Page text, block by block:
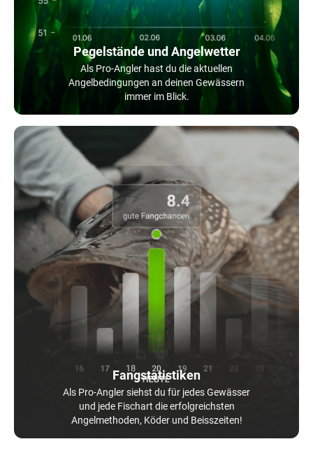
Pegelstände und Angelwetter
Als Pro-Angler hast du die aktuellen
Angelbedingungen an deinen Gewässern
immer im Blick.
Fangstatistiken
Als Pro-Angler siehst du für jedes Gewässer
und jede Fischart die erfolgreichsten
Angelmethoden, Köder und Beisszeiten!